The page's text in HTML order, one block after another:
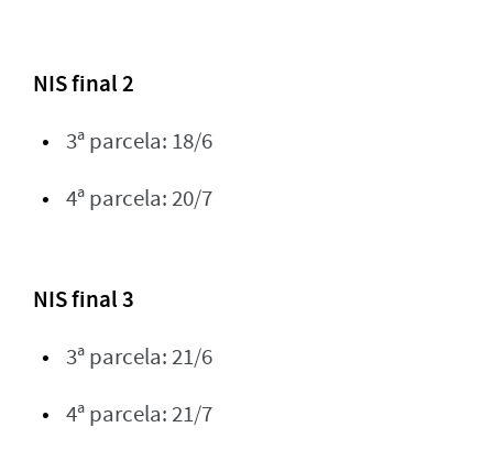
NIS final 2
3ª parcela: 18/6
4ª parcela: 20/7
NIS final 3
3ª parcela: 21/6
4ª parcela: 21/7